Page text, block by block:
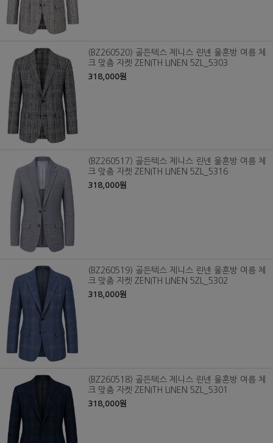
(BZ260520) 골든텍스 제니스 린넨 울혼방 여름 체
크 맞춤 자켓 ZENITH LINEN 5ZL_5303
318,000원
(BZ260517) 골든텍스 제니스 린넨 울혼방 여름 체
크 맞춤 자켓 ZENITH LINEN 5ZL_5316
318,000원
(BZ260519) 골든텍스 제니스 린넨 울혼방 여름 체
크 맞춤 자켓 ZENITH LINEN 5ZL_5302
318,000원
(BZ260518) 골든텍스 제니스 린넨 울혼방 여름 체
크 맞춤 자켓 ZENITH LINEN 5ZL_5301
318,000원